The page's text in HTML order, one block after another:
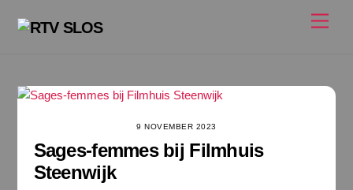
naar
9 NOVEMBER 2023
Sages-femmes bij Filmhuis
Steenwijk